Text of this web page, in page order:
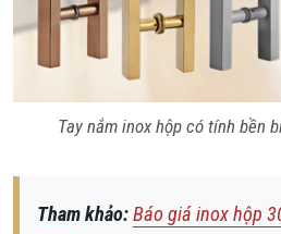
Tay nắm inox hộp có tính bền
Tham khảo:Báo giá inox hộp